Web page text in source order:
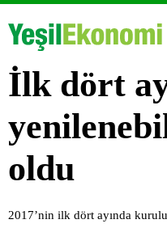
İlk dört
oldu
2017’nin ilk dört ayında